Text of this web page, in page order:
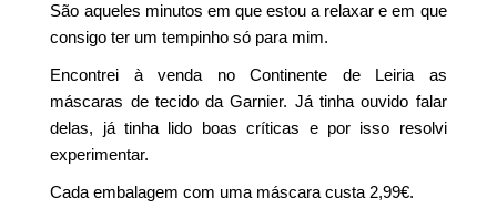
São aqueles minutos em que estou a relaxar e em que
consigo ter um tempinho só para mim.
Encontrei à venda no Continente de Leiria as
máscaras de tecido da Garnier. Já tinha ouvido falar
delas, já tinha lido boas críticas e por isso resolvi
experimentar.
Cada embalagem com uma máscara custa 2,99€.